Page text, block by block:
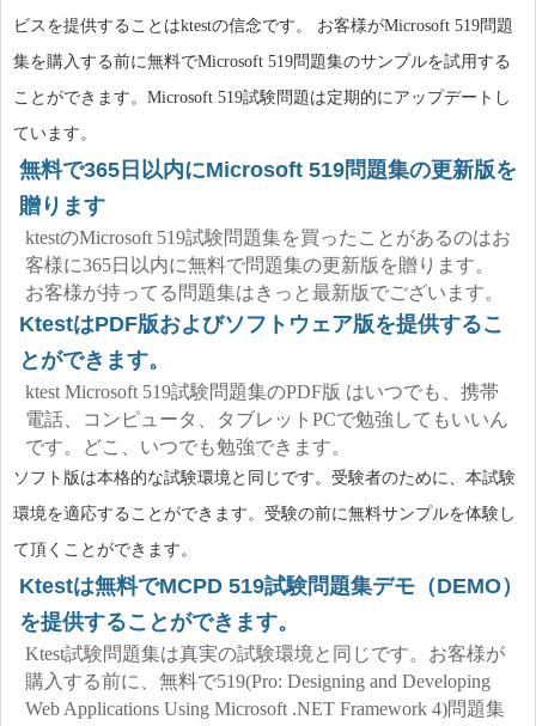
ビスを提供することはktestの信念です。 お客様がMicrosoft 519問題
集を購入する前に無料でMicrosoft 519問題集のサンプルを試用する
ことができます。Microsoft 519試験問題は定期的にアップデートし
ています。
無料で365日以内にMicrosoft 519問題集の更新版を
贈ります
ktestのMicrosoft 519試験問題集を買ったことがあるのはお
客様に365日以内に無料で問題集の更新版を贈ります。
お客様が持ってる問題集はきっと最新版でございます。
KtestはPDF版およびソフトウェア版を提供するこ
とができます。
ktest Microsoft 519試験問題集のPDF版 はいつでも、携帯
電話、コンピュータ、タブレットPCで勉強してもいいん
です。どこ、いつでも勉強できます。
ソフト版は本格的な試験環境と同じです。受験者のために、本試験
環境を適応することができます。受験の前に無料サンプルを体験し
て頂くことができます。
Ktestは無料でMCPD 519試験問題集デモ（DEMO）
を提供することができます。
Ktest試験問題集は真実の試験環境と同じです。お客様が
購入する前に、無料で519(Pro: Designing and Developing
Web Applications Using Microsoft .NET Framework 4)問題集